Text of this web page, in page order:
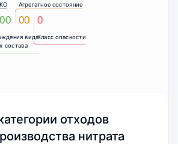
вида
состава
Агрегатное состояние
00
Класс опасности
0
отходов
нитрата